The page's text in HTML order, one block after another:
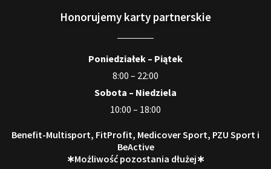
Honorujemy karty partnerskie
Poniedziałek – Piątek
8:00 – 22:00
Sobota – Niedziela
10:00 – 18:00
Benefit-Multisport, FitProfit, Medicover Sport, PZU Sport i
BeActive
∗Możliwość pozostania dłużej∗